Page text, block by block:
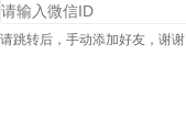
请跳转后，手动添加好友，谢谢